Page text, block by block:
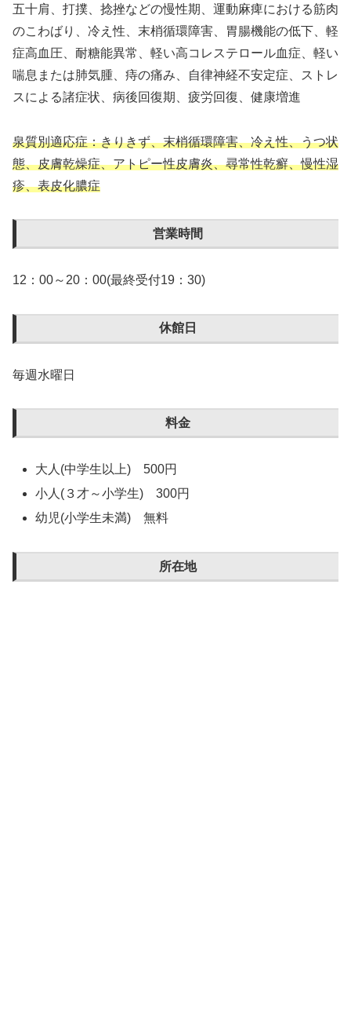
五十肩、打撲、捻挫などの慢性期、運動麻痺における筋肉
のこわばり、冷え性、末梢循環障害、胃腸機能の低下、軽
症高血圧、耐糖能異常、軽い高コレステロール血症、軽い
喘息または肺気腫、痔の痛み、自律神経不安定症、ストレ
スによる諸症状、病後回復期、疲労回復、健康増進
泉質別適応症：きりきず、末梢循環障害、冷え性、うつ状
態、皮膚乾燥症、アトピー性皮膚炎、尋常性乾癬、慢性湿
疹、表皮化膿症
営業時間
12：00～20：00(最終受付19：30)
休館日
毎週水曜日
料金
大人(中学生以上) 500円
小人(３才～小学生) 300円
幼児(小学生未満) 無料
所在地